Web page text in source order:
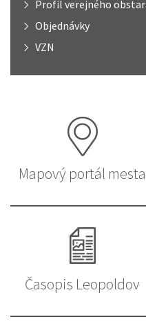
Profil verejného
Objednávky
VZN
Mapový portál mesta
Časopis Leopoldov